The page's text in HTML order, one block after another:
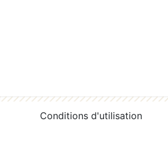
Conditions d'utilisation